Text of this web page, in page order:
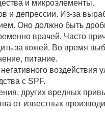
и микроэлементы.
и депрессии. Из-за
Оно должно быть
врачей. Часто
за кожей. Во время
питание.
воздействия
с SPF.
других вредных
от известных